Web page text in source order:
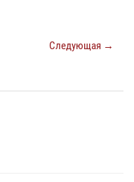
Следующая →